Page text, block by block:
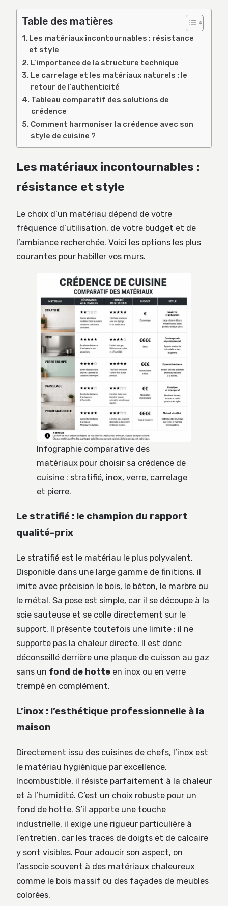
Table des matières
Les matériaux incontournables : résistance
et style
L’importance de la structure technique
Le carrelage et les matériaux naturels : le
retour de l’authenticité
Tableau comparatif des solutions de
crédence
Comment harmoniser la crédence avec son
style de cuisine ?
Les matériaux incontournables :
résistance et style
Le choix d’un matériau dépend de votre
fréquence d’utilisation, de votre budget et de
l’ambiance recherchée. Voici les options les plus
courantes pour habiller vos murs.
Infographie comparative des
matériaux pour choisir sa crédence de
cuisine : stratifié, inox, verre, carrelage
et pierre.
Le stratifié : le champion du rapport
qualité-prix
Le stratifié est le matériau le plus polyvalent.
Disponible dans une large gamme de finitions, il
imite avec précision le bois, le béton, le marbre ou
le métal. Sa pose est simple, car il se découpe à la
scie sauteuse et se colle directement sur le
support. Il présente toutefois une limite : il ne
supporte pas la chaleur directe. Il est donc
déconseillé derrière une plaque de cuisson au gaz
sans un fond de hotte en inox ou en verre
trempé en complément.
L’inox : l’esthétique professionnelle à la
maison
Directement issu des cuisines de chefs, l’inox est
le matériau hygiénique par excellence.
Incombustible, il résiste parfaitement à la chaleur
et à l’humidité. C’est un choix robuste pour un
fond de hotte. S’il apporte une touche
industrielle, il exige une rigueur particulière à
l’entretien, car les traces de doigts et de calcaire
y sont visibles. Pour adoucir son aspect, on
l’associe souvent à des matériaux chaleureux
comme le bois massif ou des façades de meubles
colorées.